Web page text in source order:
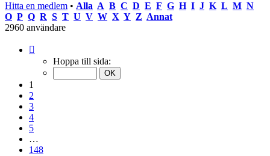
Hitta en medlem • Alla A B C D E F G H I J K L M N
O P Q R S T U V W X Y Z Annat
2960 användare
Hoppa till sida:
1
2
3
4
5
…
148